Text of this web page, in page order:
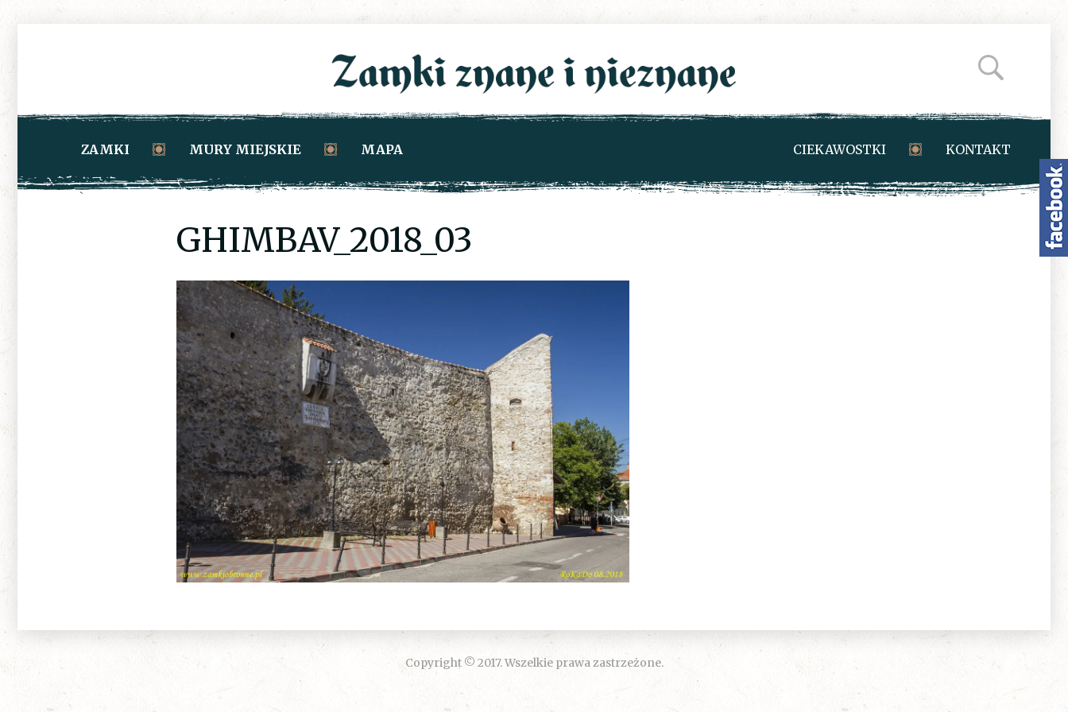
ZAMKI MURY MIEJSKIE MAPA CIEKAWOSTKI KONTAKT
GHIMBAV_2018_03
Copyright © 2017. Wszelkie prawa zastrzeżone.